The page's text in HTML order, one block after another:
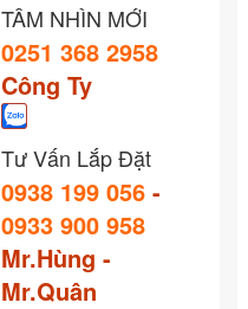
TẦM NHÌN MỚI
0251 368 2958
Công Ty
Tư Vấn Lắp Đặt
0938 199 056 -
0933 900 958
Mr.Hùng -
Mr.Quân